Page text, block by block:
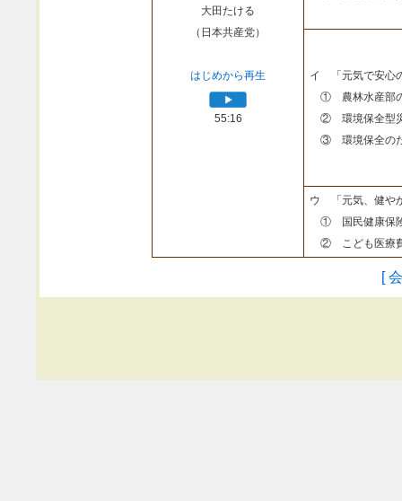
大田たける
（日本共産党）
はじめから再生
55:16
イ 「元気で安心
① 農林水産部
② 環境保全型
③ 環境保全のた
ウ 「元気、健や
① 国民健康保険
② こども医療費
[